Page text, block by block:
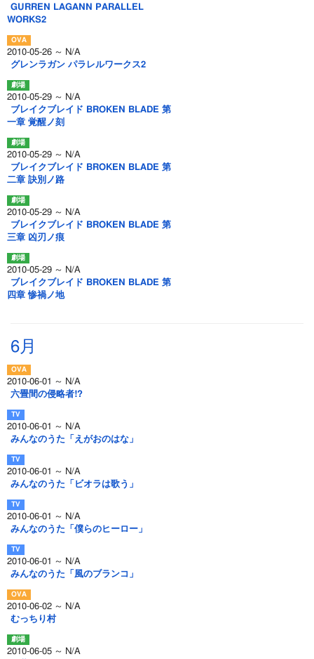
GURREN LAGANN PARALLEL
WORKS2
2010-05-26 ～ N/A
グレンラガン パラレルワークス2
2010-05-29 ～ N/A
ブレイクブレイド BROKEN BLADE 第
一章 覚醒ノ刻
2010-05-29 ～ N/A
ブレイクブレイド BROKEN BLADE 第
二章 訣別ノ路
2010-05-29 ～ N/A
ブレイクブレイド BROKEN BLADE 第
三章 凶刃ノ痕
2010-05-29 ～ N/A
ブレイクブレイド BROKEN BLADE 第
四章 惨禍ノ地
6月
2010-06-01 ～ N/A
六畳間の侵略者!?
2010-06-01 ～ N/A
みんなのうた「えがおのはな」
2010-06-01 ～ N/A
みんなのうた「ビオラは歌う」
2010-06-01 ～ N/A
みんなのうた「僕らのヒーロー」
2010-06-01 ～ N/A
みんなのうた「風のブランコ」
2010-06-02 ～ N/A
むっちり村
2010-06-05 ～ N/A